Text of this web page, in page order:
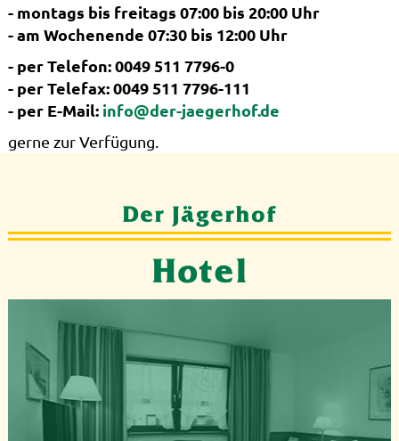
- montags bis freitags 07:00 bis 20:00 Uhr
- am Wochenende 07:30 bis 12:00 Uhr
- per Telefon: 0049 511 7796-0
- per Telefax: 0049 511 7796-111
- per E-Mail: info@der-jaegerhof.de
gerne zur Verfügung.
Der Jägerhof
Hotel